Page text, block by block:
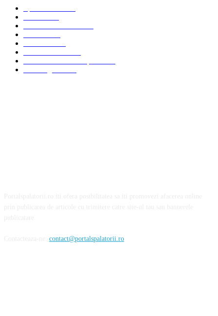
contact@portalspalatorii.ro